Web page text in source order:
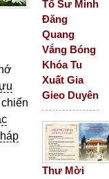
Tổ Sư Minh
Đăng
Quang
Vắng Bóng
Khóa Tu
Xuất Gia
Gieo Duyên
Thư Mời